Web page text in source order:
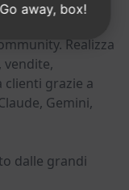
prompt e una
Realizza
grazie a
Gemini,
dalle grandi
Go away, box!